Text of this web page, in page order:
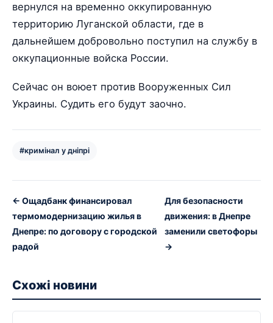
вернулся на временно оккупированную
территорию Луганской области, где в
дальнейшем добровольно поступил на службу в
оккупационные войска России.
Сейчас он воюет против Вооруженных Сил
Украины. Судить его будут заочно.
#кримінал у дніпрі
← Ощадбанк финансировал
термомодернизацию жилья в
Днепре: по договору с городской
радой
Для безопасности
движения: в Днепре
заменили светофоры
→
Схожі новини